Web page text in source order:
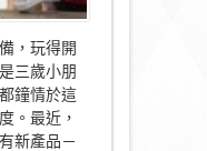
，玩得開
三歲小朋
鐘情於這
。最近，
新產品－